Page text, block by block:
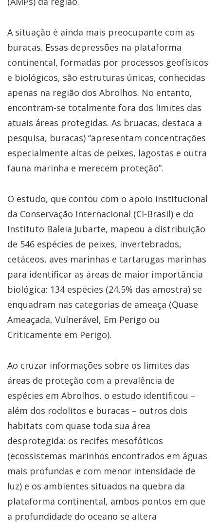
A situação é ainda mais preocupante com as
buracas. Essas depressões na plataforma
continental, formadas por processos geofísicos
e biológicos, são estruturas únicas, conhecidas
apenas na região dos Abrolhos. No entanto,
encontram-se totalmente fora dos limites das
atuais áreas protegidas. As bruacas, destaca a
pesquisa, buracas) “apresentam concentrações
especialmente altas de peixes, lagostas e outra
fauna marinha e merecem proteção”.
O estudo, que contou com o apoio institucional
da Conservação Internacional (CI-Brasil) e do
Instituto Baleia Jubarte, mapeou a distribuição
de 546 espécies de peixes, invertebrados,
cetáceos, aves marinhas e tartarugas marinhas
para identificar as áreas de maior importância
biológica: 134 espécies (24,5% das amostra) se
enquadram nas categorias de ameaça (Quase
Ameaçada, Vulnerável, Em Perigo ou
Criticamente em Perigo).
Ao cruzar informações sobre os limites das
áreas de proteção com a prevalência de
espécies em Abrolhos, o estudo identificou –
além dos rodolitos e buracas – outros dois
habitats com quase toda sua área
desprotegida: os recifes mesofóticos
(ecossistemas marinhos encontrados em águas
mais profundas e com menor intensidade de
luz) e os ambientes situados na quebra da
plataforma continental, ambos pontos em que
a profundidade do oceano se altera